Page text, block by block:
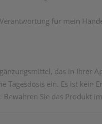
für mein
das in Ihrer
Tagesdosis ein. Es ist kein
Bewahren Sie das Produkt